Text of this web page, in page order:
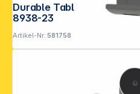
Durable Tablet Holder Wall XL
8938-23
Artikel-Nr.:581758